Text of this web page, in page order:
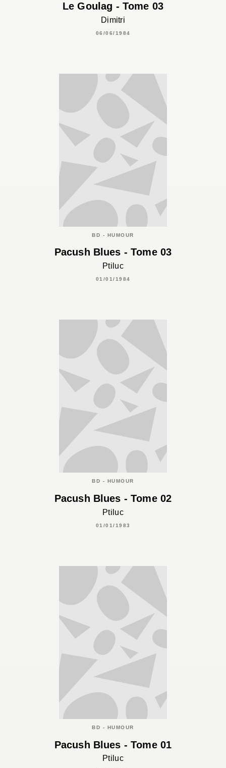
Le Goulag - Tome 03
Dimitri
06/06/1984
BD - HUMOUR
Pacush Blues - Tome 03
Ptiluc
01/01/1984
BD - HUMOUR
Pacush Blues - Tome 02
Ptiluc
01/01/1983
BD - HUMOUR
Pacush Blues - Tome 01
Ptiluc